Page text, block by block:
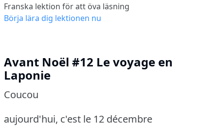
Franska lektion för att öva läsning
Börja lära dig lektionen nu
Avant Noël #12 Le voyage en
Laponie
Coucou
aujourd'hui, c'est le 12 décembre